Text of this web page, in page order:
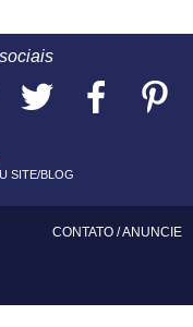
SITE/BLOG
CONTATO /ANUNCIE